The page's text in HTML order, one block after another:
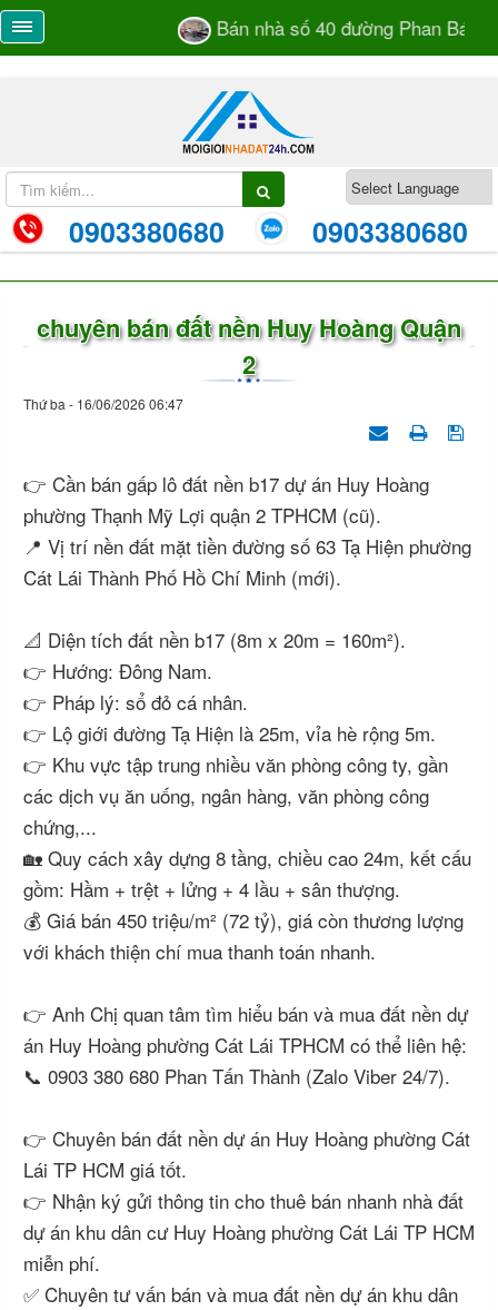
Bán nhà số 40 đường Phan Bá
0903380680 0903380680
chuyên bán đất nền Huy Hoàng Quận
2
Thứ ba - 16/06/2026 06:47
👉 Cần bán gấp lô đất nền b17 dự án Huy Hoàng
phường Thạnh Mỹ Lợi quận 2 TPHCM (cũ).
📍 Vị trí nền đất mặt tiền đường số 63 Tạ Hiện phường
Cát Lái Thành Phố Hồ Chí Minh (mới).
📐 Diện tích đất nền b17 (8m x 20m = 160m²).
👉 Hướng: Đông Nam.
👉 Pháp lý: sổ đỏ cá nhân.
👉 Lộ giới đường Tạ Hiện là 25m, vỉa hè rộng 5m.
👉 Khu vực tập trung nhiều văn phòng công ty, gần
các dịch vụ ăn uống, ngân hàng, văn phòng công
chứng,...
🏡 Quy cách xây dựng 8 tầng, chiều cao 24m, kết cấu
gồm: Hầm + trệt + lửng + 4 lầu + sân thượng.
💰 Giá bán 450 triệu/m² (72 tỷ), giá còn thương lượng
với khách thiện chí mua thanh toán nhanh.
👉 Anh Chị quan tâm tìm hiểu bán và mua đất nền dự
án Huy Hoàng phường Cát Lái TPHCM có thể liên hệ:
📞 0903 380 680 Phan Tấn Thành (Zalo Viber 24/7).
👉 Chuyên bán đất nền dự án Huy Hoàng phường Cát
Lái TP HCM giá tốt.
👉 Nhận ký gửi thông tin cho thuê bán nhanh nhà đất
dự án khu dân cư Huy Hoàng phường Cát Lái TP HCM
miễn phí.
✅ Chuyên tư vấn bán và mua đất nền dự án khu dân